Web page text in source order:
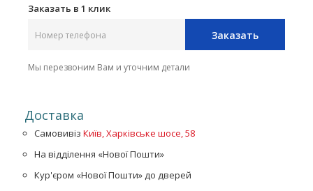
Заказать в 1 клик
Заказать
Мы перезвоним Вам и уточним детали
Доставка
Самовивіз Київ, Харківське шосе, 58
На відділення «Нової Пошти»
Кур'єром «Нової Пошти» до дверей